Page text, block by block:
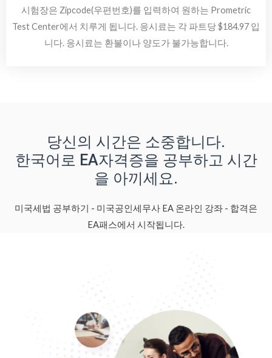
시험장은 Zipcode(우편번호)를 입력하여 원하는 Prometric
Test Center에서 치루게 됩니다. 응시료는 각 파트당 $184.97 입
니다. 응시료는 환불이나 양도가 불가능합니다.
당신의 시간은 소중합니다.
한국어로 EA자격증을 공부하고 시간
을 아끼세요.
미국세법 공부하기 - 미국공인세무사 EA 온라인 강좌 - 합격은
EA패스에서 시작됩니다.